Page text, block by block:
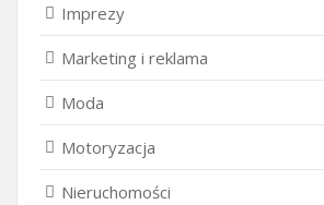
Imprezy
Marketing i reklama
Moda
Motoryzacja
Nieruchomości